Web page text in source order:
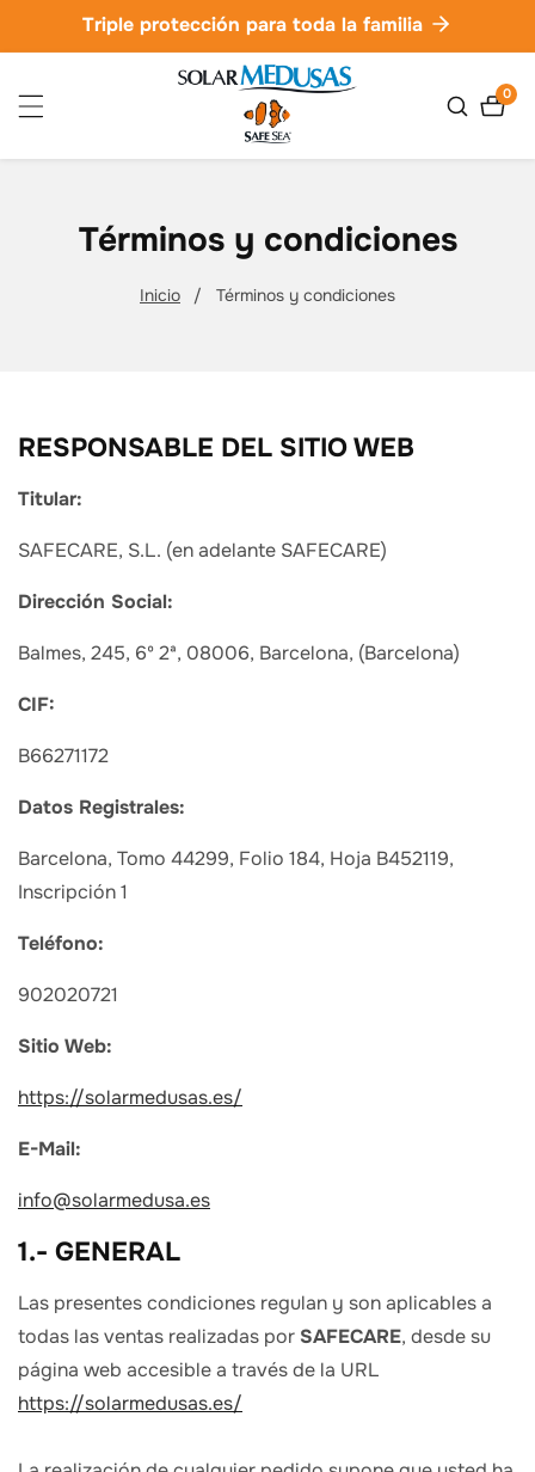
Triple protección para toda la familia
00
Términos y condiciones
Inicio Términos y condiciones
RESPONSABLE DEL SITIO WEB
Titular:
SAFECARE, S.L. (en adelante SAFECARE)
Dirección Social:
Balmes, 245, 6º 2ª, 08006, Barcelona, (Barcelona)
CIF:
B66271172
Datos Registrales:
Barcelona, Tomo 44299, Folio 184, Hoja B452119,
Inscripción 1
Teléfono:
902020721
Sitio Web:
https://solarmedusas.es/
E-Mail:
info@solarmedusa.es
1.- GENERAL
Las presentes condiciones regulan y son aplicables a
todas las ventas realizadas por SAFECARE, desde su
página web accesible a través de la URL
https://solarmedusas.es/